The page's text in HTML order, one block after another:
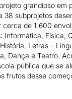
grandioso em
38 subprojetos
de 1.600
Informática, Física,
Letras –
Dança e Teatro.
pública que se
frutos desse